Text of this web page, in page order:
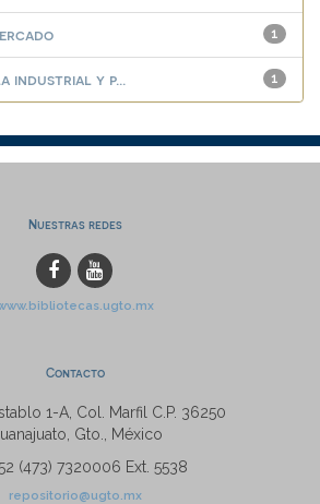
1
1
industrial y p...
Nuestras redes
Contacto
1-A, Col. Marfil C.P. 36250
Gto., México
(473) 7320006 Ext. 5538
repositorio@ugto.mx